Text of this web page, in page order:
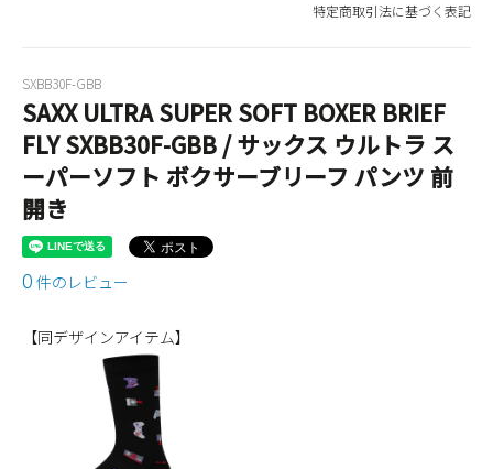
特定商取引法に基づく表記
SXBB30F-GBB
SAXX ULTRA SUPER SOFT BOXER BRIEF
FLY SXBB30F-GBB / サックス ウルトラ ス
ーパーソフト ボクサーブリーフ パンツ 前
開き
0 件のレビュー
【同デザインアイテム】